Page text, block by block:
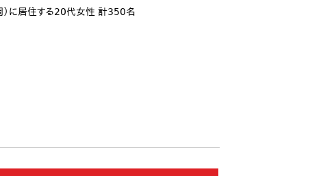
岡）に居住する20代女性 計350名